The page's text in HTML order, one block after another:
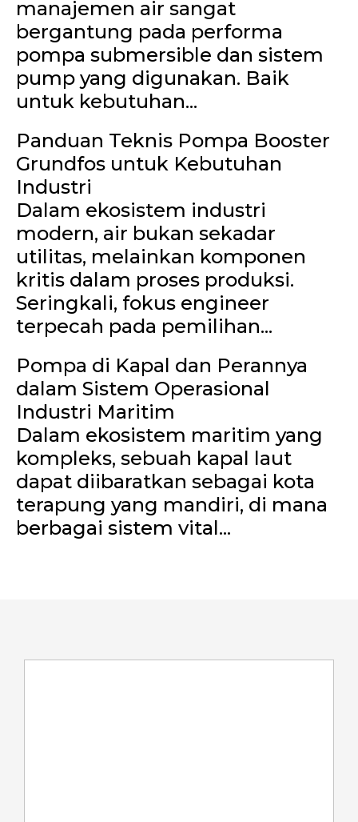
manajemen air sangat
bergantung pada performa
pompa submersible dan sistem
pump yang digunakan. Baik
untuk kebutuhan...
Panduan Teknis Pompa Booster
Grundfos untuk Kebutuhan
Industri
Dalam ekosistem industri
modern, air bukan sekadar
utilitas, melainkan komponen
kritis dalam proses produksi.
Seringkali, fokus engineer
terpecah pada pemilihan...
Pompa di Kapal dan Perannya
dalam Sistem Operasional
Industri Maritim
Dalam ekosistem maritim yang
kompleks, sebuah kapal laut
dapat diibaratkan sebagai kota
terapung yang mandiri, di mana
berbagai sistem vital...